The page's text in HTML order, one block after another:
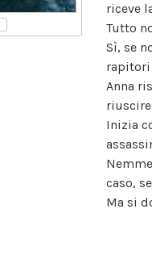
riceve
Tutto
Sì, se
rapitori
Anna
Inizia
caso,
Ma si